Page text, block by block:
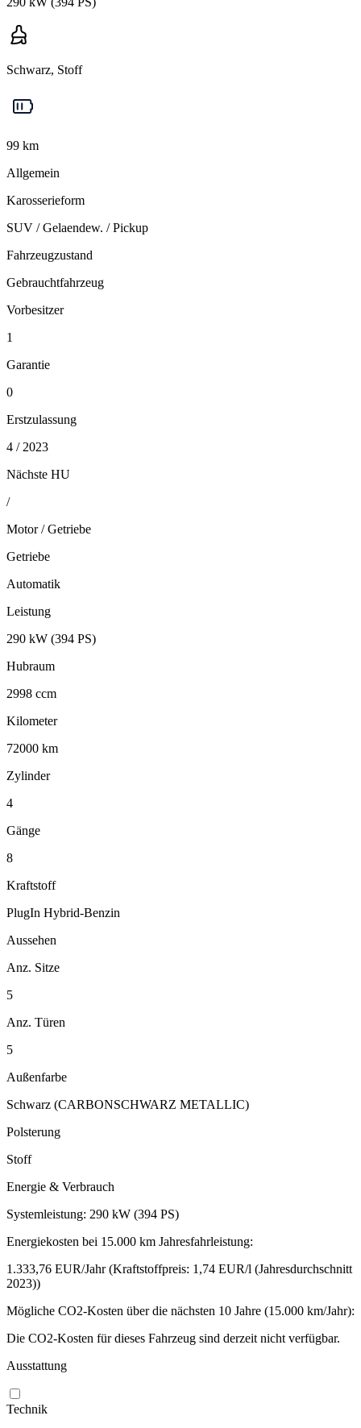
Schwarz, Stoff
99 km
Allgemein
Karosserieform
SUV / Gelaendew. / Pickup
Fahrzeugzustand
Gebrauchtfahrzeug
Vorbesitzer
1
Garantie
0
Erstzulassung
4 / 2023
Nächste HU
/
Motor / Getriebe
Getriebe
Automatik
Leistung
290 kW (394 PS)
Hubraum
2998 ccm
Kilometer
72000 km
Zylinder
4
Gänge
8
Kraftstoff
PlugIn Hybrid-Benzin
Aussehen
Anz. Sitze
5
Anz. Türen
5
Außenfarbe
Schwarz (CARBONSCHWARZ METALLIC)
Polsterung
Stoff
Energie & Verbrauch
Systemleistung: 290 kW (394 PS)
Energiekosten bei 15.000 km Jahresfahrleistung:
1.333,76 EUR/Jahr (Kraftstoffpreis: 1,74 EUR/l (Jahresdurchschnitt
2023))
Mögliche CO2-Kosten über die nächsten 10 Jahre (15.000 km/Jahr):
Die CO2-Kosten für dieses Fahrzeug sind derzeit nicht verfügbar.
Ausstattung
Technik